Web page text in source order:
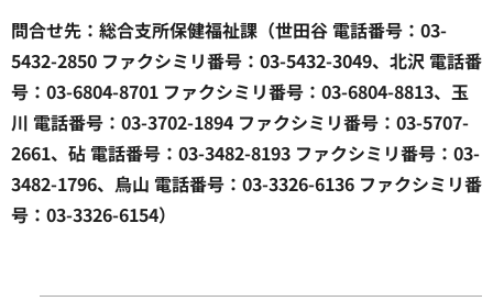
問合せ先：総合支所保健福祉課（世田谷 電話番号：03-
5432-2850 ファクシミリ番号：03-5432-3049、北沢 電話番
号：03-6804-8701 ファクシミリ番号：03-6804-8813、玉
川 電話番号：03-3702-1894 ファクシミリ番号：03-5707-
2661、砧 電話番号：03-3482-8193 ファクシミリ番号：03-
3482-1796、烏山 電話番号：03-3326-6136 ファクシミリ番
号：03-3326-6154）